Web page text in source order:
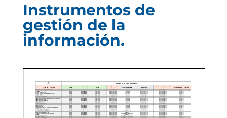
Instrumentos de
gestión de la
información.